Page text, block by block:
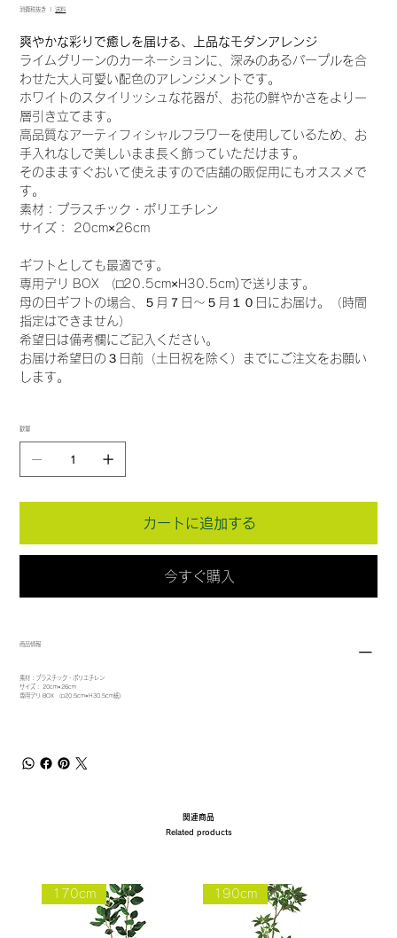
消費税抜き | 送料
爽やかな彩りで癒しを届ける、上品なモダンアレンジ
ライムグリーンのカーネーションに、深みのあるパープルを合
わせた大人可愛い配色のアレンジメントです。
ホワイトのスタイリッシュな花器が、お花の鮮やかさをより一
層引き立てます。
高品質なアーティフィシャルフラワーを使用しているため、お
手入れなしで美しいまま長く飾っていただけます。
そのまますぐおいて使えますので店舗の販促用にもオススメで
す。
素材：プラスチック・ポリエチレン
サイズ： 20cm×26cm
ギフトとしても最適です。
専用デリ BOX （⬜︎20.5cm×H30.5cm)で送ります。
母の日ギフトの場合、５月７日〜５月１０日にお届け。（時間
指定はできません）
希望日は備考欄にご記入ください。
お届け希望日の３日前（土日祝を除く）までにご注文をお願い
します。
数量
カートに追加する
今すぐ購入
商品情報
素材：プラスチック・ポリエチレン
サイズ： 20cm×26cm
専用デリ BOX （⬜︎20.5cm×H30.5cm紙)
関連商品
Related products
170cm 190cm